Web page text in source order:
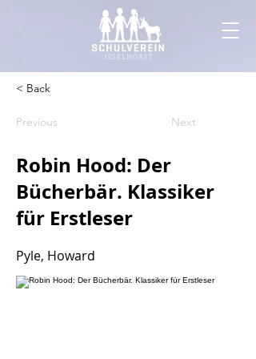
< Back
Previous Next
Robin Hood: Der
Bücherbär. Klassiker
für Erstleser
Pyle, Howard